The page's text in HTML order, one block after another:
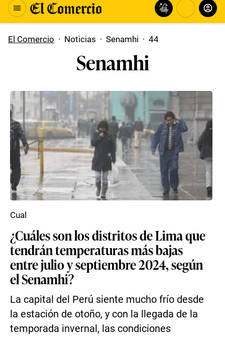
El Comercio · Noticias · Senamhi · 44
Senamhi
¿Cuáles son los distritos de Lima que
tendrán temperaturas más bajas
entre julio y septiembre 2024, según
el Senamhi?
La capital del Perú siente mucho frío desde
la estación de otoño, y con la llegada de la
temporada invernal, las condiciones
Cual